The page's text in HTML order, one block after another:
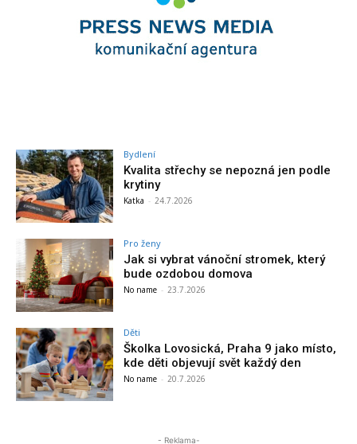
Bydlení
Kvalita střechy se nepozná jen podle
krytiny
Katka - 24.7.2026
Pro ženy
Jak si vybrat vánoční stromek, který
bude ozdobou domova
No name - 23.7.2026
Děti
Školka Lovosická, Praha 9 jako místo,
kde děti objevují svět každý den
No name - 20.7.2026
- Reklama-